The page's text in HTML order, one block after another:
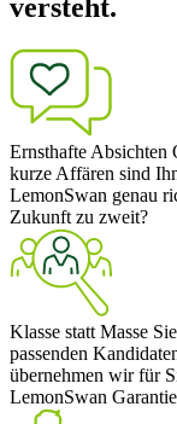
versteht.
Ernsthafte Absichten
kurze Affären sind
LemonSwan genau
Zukunft zu zweit?
Klasse statt Masse
passenden
übernehmen wir für
LemonSwan